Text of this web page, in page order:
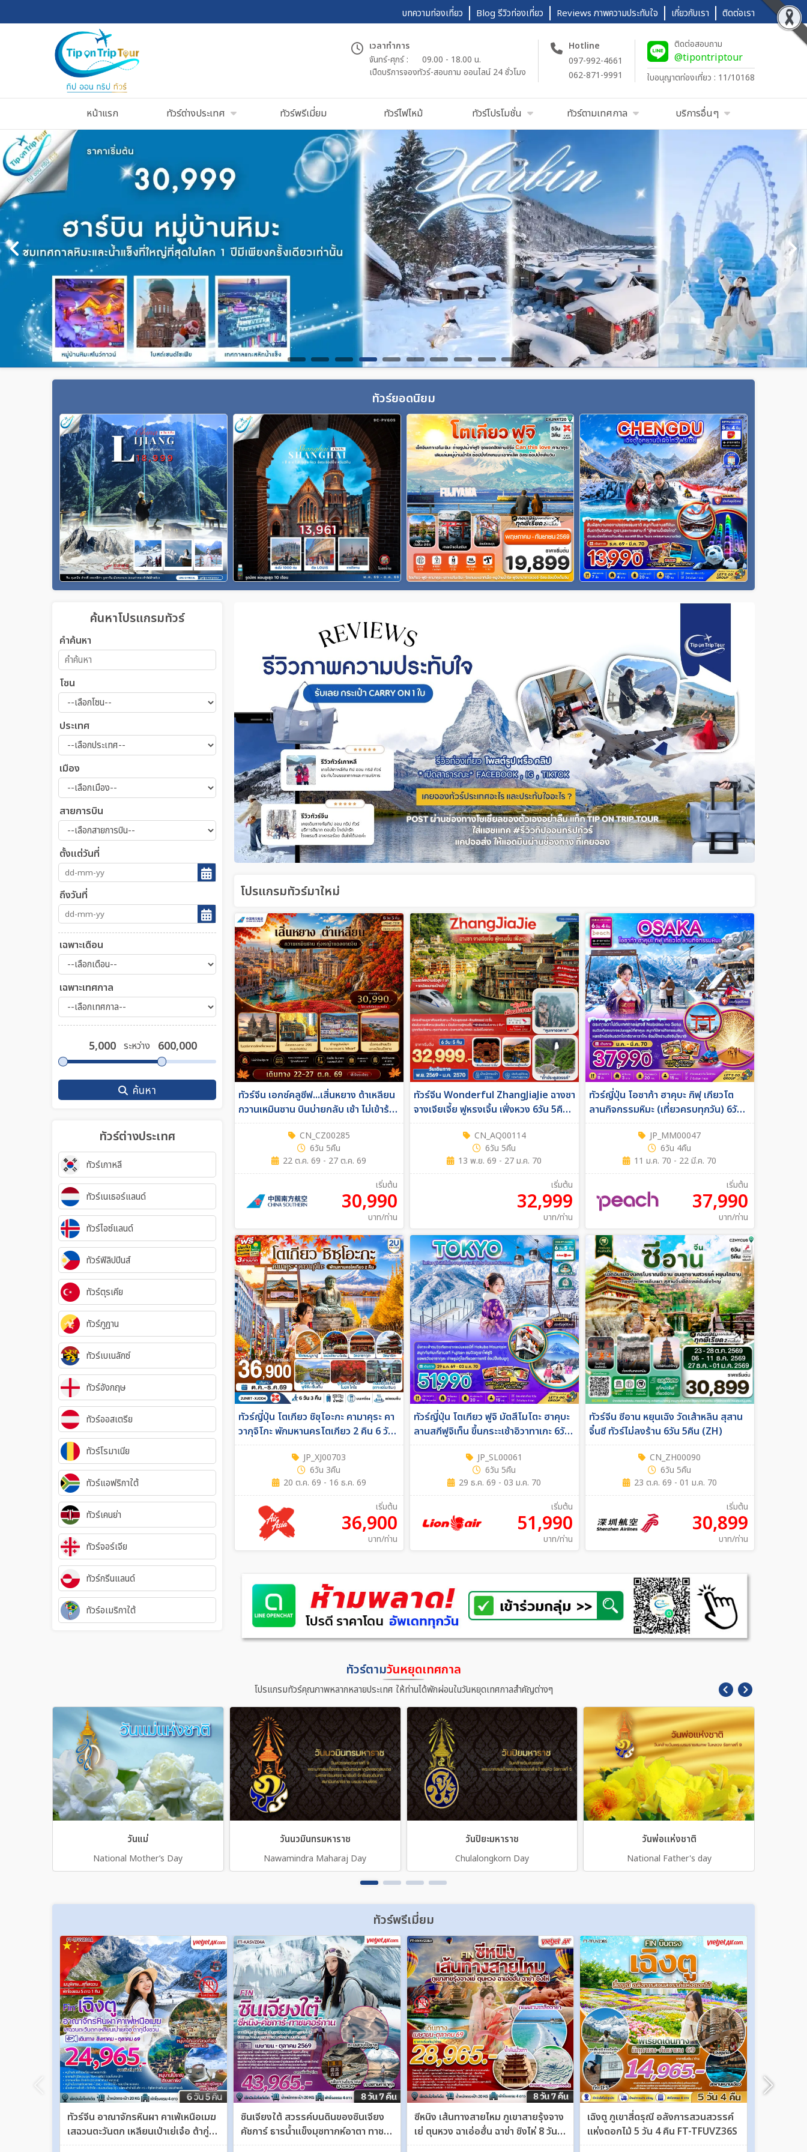
บทความท่องเที่ยว Blog รีวิวท่องเที่ยว Reviews ภาพความประทับใจ เกี่ยวกับเรา ติดต่อเรา
เวลาทำการ
จันทร์-ศุกร์ :
09.00 - 18.00 น.
เปืดบริการจองทัวร์-สอบถาม ออนไลน์ 24 ชั่วโมง
Hotline
097-992-4661
062-871-9991
ติดต่อสอบถาม
@tipontriptour
ใบอนุญาตท่องเที่ยว : 11/10168
หน้าแรก ทัวร์ต่างประเทศ ทัวร์พรีเมี่ยม ทัวร์ไฟไหม้ ทัวร์โปรโมชั่น ทัวร์ตามเทศกาล บริการอื่นๆ
ทัวร์ยอดนิยม
ค้นหาโปรแกรมทัวร์
คำค้นหา
โซน
ประเทศ
เมือง
สายการบิน
ตั้งแต่วันที่
ถึงวันที่
เฉพาะเดือน
เฉพาะเทศกาล
ระหว่าง
ค้นหา
ทัวร์ต่างประเทศ
ทัวร์เกาหลี
ทัวร์เนเธอร์แลนด์
ทัวร์ไอซ์แลนด์
ทัวร์ฟิลิปปินส์
ทัวร์ตุรเคีย
ทัวร์ภูฏาน
ทัวร์เบเนลักซ์
ทัวร์อังกฤษ
ทัวร์ออสเตรีย
ทัวร์โรมาเนีย
ทัวร์แอฟริกาใต้
ทัวร์เคนย่า
ทัวร์จอร์เจีย
ทัวร์กรีนแลนด์
ทัวร์อเมริกาใต้
โปรแกรมทัวร์มาใหม่
ทัวร์จีน เอกซ์คลูซีฟ...เสิ่นหยาง ต้าเหลียน
กวานเหมินซาน บินบ่ายกลับ เช้า ไม่เข้าร้าน
รัฐ 6วัน 5คืน (CZ)
CN_CZ00285
6วัน 5คืน
22 ต.ค. 69 - 27 ต.ค. 69
เริ่มต้น
30,990
บาท/ท่าน
ทัวร์จีน Wonderful ZhangJiaJie ฉางซา
จางเจียเจี้ย ฟูหรงเจิ้น เฟิ่งหวง 6วัน 5คืน
(A6)
CN_AQ00114
6วัน 5คืน
13 พ.ย. 69 - 27 ม.ค. 70
เริ่มต้น
32,999
บาท/ท่าน
ทัวร์ญี่ปุ่น โอซาก้า ฮาคุบะ กิฟุ เกียวโต
ลานกิจกรรมหิมะ (เที่ยวครบทุกวัน) 6วัน
4คืน (MM)
JP_MM00047
6วัน 4คืน
11 ม.ค. 70 - 22 มี.ค. 70
เริ่มต้น
37,990
บาท/ท่าน
ทัวร์ญี่ปุ่น โตเกียว ชิซุโอะกะ คามาคุระ คา
วากุจิโกะ พักมหานครโตเกียว 2 คืน 6 วัน
3 คืน สายการบิน ไทยแอร์เอเชีย เอ็กซ์
6วัน 3คืน (XJ)
JP_XJ00703
6วัน 3คืน
20 ต.ค. 69 - 16 ธ.ค. 69
เริ่มต้น
36,900
บาท/ท่าน
ทัวร์ญี่ปุ่น โตเกียว ฟูจิ มัตสึโมโตะ ฮาคุบะ
ลานสกีฟูจิเท็น ขึ้นกระะเช้าอิวาทาเกะ 6วัน
5คืน (SL)
JP_SL00061
6วัน 5คืน
29 ธ.ค. 69 - 03 ม.ค. 70
เริ่มต้น
51,990
บาท/ท่าน
ทัวร์จีน ซีอาน หยุนเฉิง วัดเส้าหลิน สุสาน
จิ๋นซี ทัวร์ไม่ลงร้าน 6วัน 5คืน (ZH)
CN_ZH00090
6วัน 5คืน
23 ต.ค. 69 - 01 ม.ค. 70
เริ่มต้น
30,899
บาท/ท่าน
ทัวร์ตามวันหยุดเทศกาล
โปรแกรมทัวร์คุณภาพหลากหลายประเทศ ให้ท่านได้พักผ่อนในวันหยุดเทศกาลสำคัญต่างๆ
วันแม่
National Mother’s Day
วันนวมินทรมหาราช
Nawamindra Maharaj Day
วันปิยะมหาราช
Chulalongkorn Day
วันพ่อเเห่งชาติ
National Father's day
ทัวร์พรีเมี่ยม
ทัวร์จีน อาณาจักรหินผา คาเฟ่เหนือเมฆ
เสฉวนตะวันตก เหลียนเป่าเย่เจ๋อ ต้ากู่
ปิ่งชวน 6 วัน 5 คืน FT-TFUVZ38A
ซินเจียงใต้ สวรรค์บนดินของซินเจียง
คัชการ์ ธารน้ำแข็งมุซทากห์อาตา ทาชเค
อร์กาน ซีหนิง ชิงไห่ 8 วัน 7 คืน FT-
ซีหนิง เส้นทางสายไหม ภูเขาสายรุ้งจาง
เย่ ตุนหวง ฉาเอ่อฮั่น ฉาข่า ชิงไห่ 8 วัน 7
คืน FT-XNNVZ08A
เฉิงตู ภูเขาสี่ดรุณี อลังการสวนสวรรค์
แห่งดอกไม้ 5 วัน 4 คืน FT-TFUVZ36S